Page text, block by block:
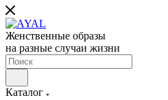
Женственные образы
на разные случаи жизни
Каталог